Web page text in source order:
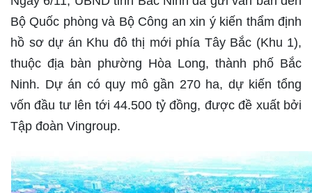
Bộ Quốc phòng và Bộ Công an xin ý kiến thẩm định
hồ sơ dự án Khu đô thị mới phía Tây Bắc (Khu 1),
thuộc địa bàn phường Hòa Long, thành phố Bắc
Ninh. Dự án có quy mô gần 270 ha, dự kiến tổng
vốn đầu tư lên tới 44.500 tỷ đồng, được đề xuất bởi
Tập đoàn Vingroup.